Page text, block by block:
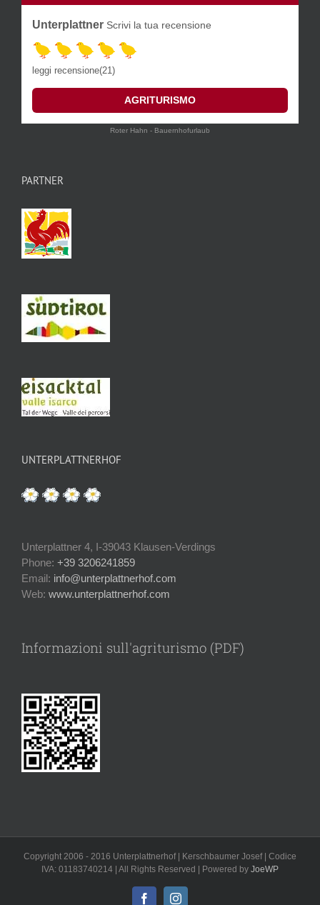
Unterplattner Scrivi la tua recensione
leggi recensione(21)
AGRITURISMO
Roter Hahn - Bauernhofurlaub
PARTNER
UNTERPLATTNERHOF
Unterplattner 4, I-39043 Klausen-Verdings
Phone: +39 3206241859
Email: info@unterplattnerhof.com
Web: www.unterplattnerhof.com
Informazioni sull'agriturismo (PDF)
Copyright 2006 - 2016 Unterplattnerhof | Kerschbaumer Josef | Codice
IVA: 01183740214 | All Rights Reserved | Powered by JoeWP
FacebookInstagram